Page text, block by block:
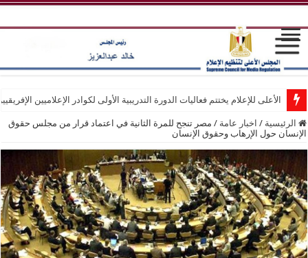
الأعلى للإعلام يختتم فعاليات الدورة التدريبية الأولى لكوادر الإعلاميين
الرئيسية / اخبار عامة / مصر تنجح للمرة الثانية في اعتماد قرار من مجلس حقوق
الإنسان حول الإرهاب وحقوق الإنسان